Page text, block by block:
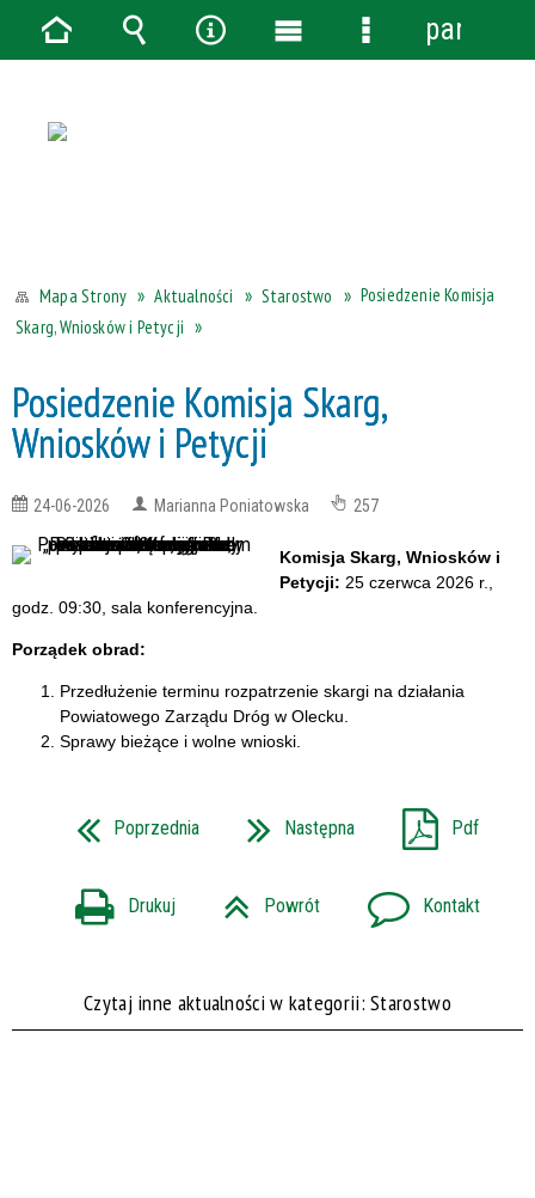
Mapa Strony Aktualności Starostwo
Posiedzenie Komisja
Skarg, Wniosków i Petycji
Posiedzenie Komisja Skarg,
Wniosków i Petycji
24-06-2026 Marianna Poniatowska 257
Komisja Skarg, Wniosków i
Petycji: 25 czerwca 2026 r.,
godz. 09:30, sala konferencyjna.
Porządek obrad:
Przedłużenie terminu rozpatrzenie skargi na działania
Powiatowego Zarządu Dróg w Olecku
Sprawy bieżące i wolne wnioski.
Poprzednia Następna Pdf
Drukuj Powrót Kontakt
Czytaj inne aktualności w kategorii: Starostwo
StronaWyszukiwarka
Narzędzia
Menu Menu
panel